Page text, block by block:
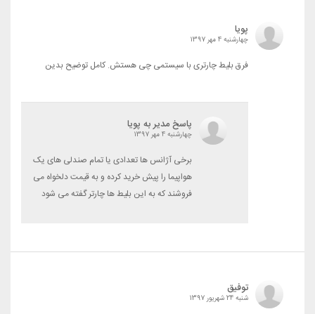
پویا
چهارشنبه 4 مهر 1397
فرق بلیط چارتری با سیستمی چی هستش. کامل توضیح بدین
پاسخ مدیر به پویا
چهارشنبه 4 مهر 1397
برخی آژانس ها تعدادی یا تمام صندلی های یک
هواپیما را پیش خرید کرده و به قیمت دلخواه می
فروشند که به این بلیط ها چارتر گفته می شود
توفیق
شنبه 24 شهریور 1397